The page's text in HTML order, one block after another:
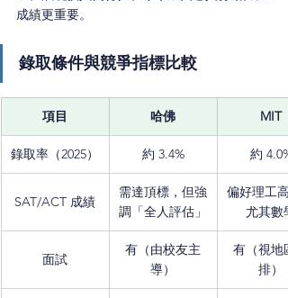
成績更重要。
錄取條件與競爭指標比較
項目 哈佛 MIT
錄取率（2025） 約 3.4% 約 4.0%
SAT/ACT 成績
需達頂標，但強
調「全人評估」
偏好理工高
尤其數學
面試
有（由校友主
導）
有（視地
排）